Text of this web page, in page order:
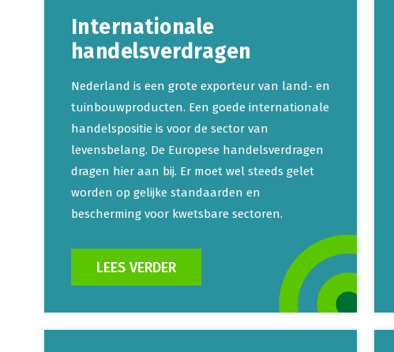
Internationale
handelsverdragen
Nederland is een grote exporteur van land- en
tuinbouwproducten. Een goede internationale
handelspositie is voor de sector van
levensbelang. De Europese handelsverdragen
dragen hier aan bij. Er moet wel steeds gelet
worden op gelijke standaarden en
bescherming voor kwetsbare sectoren.
LEES VERDER